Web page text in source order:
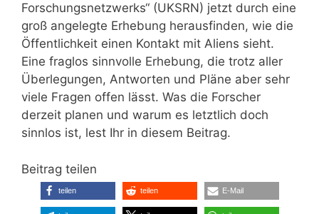
Forschungsnetzwerks“ (UKSRN) jetzt durch eine
groß angelegte Erhebung herausfinden, wie die
Öffentlichkeit einen Kontakt mit Aliens sieht.
Eine fraglos sinnvolle Erhebung, die trotz aller
Überlegungen, Antworten und Pläne aber sehr
viele Fragen offen lässt. Was die Forscher
derzeit planen und warum es letztlich doch
sinnlos ist, lest Ihr in diesem Beitrag.
Beitrag teilen
teilen teilen E-Mail